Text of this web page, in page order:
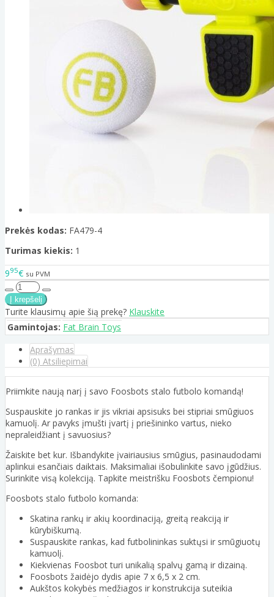
Prekės kodas: FA479-4
Turimas kiekis: 1
995€ su PVM
Turite klausimų apie šią prekę? Klauskite
Gamintojas: Fat Brain Toys
Aprašymas
(0) Atsiliepimai
Priimkite naują narį į savo Foosbots stalo futbolo komandą!
Suspauskite jo rankas ir jis vikriai apsisuks bei stipriai smūgiuos
kamuolį. Ar pavyks įmušti įvartį į priešininko vartus, nieko
nepraleidžiant į savuosius?
Žaiskite bet kur. Išbandykite įvairiausius smūgius, pasinaudodami
aplinkui esančiais daiktais. Maksimaliai išobulinkite savo įgūdžius.
Surinkite visą kolekciją. Tapkite meistrišku Foosbots čempionu!
Foosbots stalo futbolo komanda:
Skatina rankų ir akių koordinaciją, greitą reakciją ir
kūrybiškumą.
Suspauskite rankas, kad futbolininkas suktųsi ir smūgiuotų
kamuolį.
Kiekvienas Foosbot turi unikalią spalvų gamą ir dizainą.
Foosbots žaidėjo dydis apie 7 x 6,5 x 2 cm.
Aukštos kokybės medžiagos ir konstrukcija suteikia